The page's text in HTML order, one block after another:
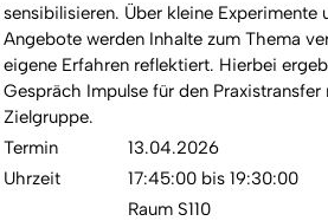
sensibilisieren. Über kleine
Angebote werden Inhalte zum Thema
eigene Erfahren reflektiert. Hierbei
Gespräch Impulse für den
Zielgruppe.
Termin
13.04.2026
Uhrzeit
17:45:00 bis 19:30:00
Raum S110